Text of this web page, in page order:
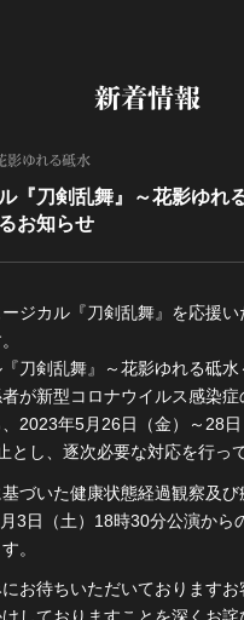
新着情報
影ゆれる砥水
『刀剣乱舞』～花影ゆれ
お知らせ
ジカル『刀剣乱舞』を応援い
刀剣乱舞』～花影ゆれる砥
が新型コロナウイルス感染症
、2023年5月26日（金）～28
とし、逐次必要な対応を行っ
づいた健康状態経過観察及
3日（土）18時30分公演から
。
お待ちいただいておりますお